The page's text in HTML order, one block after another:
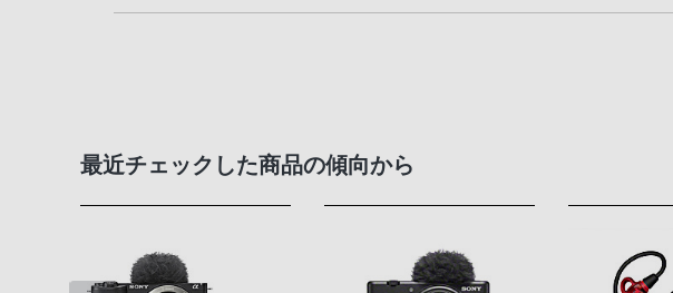
最近チェックした商品の傾向から